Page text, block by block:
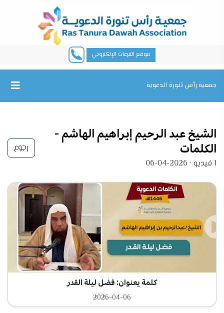
موقع التبرعات الإلكتروني
جمعية رأس تنورة الدعوية
الشيخ عبد الرحيم إبراهيم الهاشم -
الكلمات
1 فيديو · 2026-04-06
رجوع
كلمة يعنوان: فضل ليلة القدر
2026-04-06